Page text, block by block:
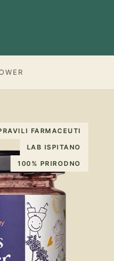
FARMACEUTI
LAB ISPITANO
100% PRIRODNO